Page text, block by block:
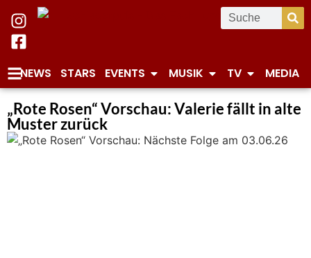
NEWS STARS EVENTS MUSIK TV MEDIA
„Rote Rosen“ Vorschau: Valerie fällt in alte
Muster zurück